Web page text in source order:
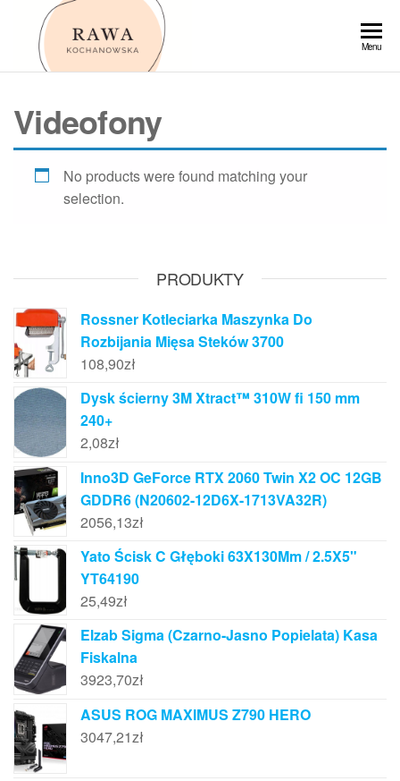
Przejdź
Menu
Videofony
No products were found matching your
selection.
PRODUKTY
Rossner Kotleciarka Maszynka Do
Rozbijania Mięsa Steków 3700
108,90zł
Dysk ścierny 3M Xtract™ 310W fi 150 mm
240+
2,08zł
Inno3D GeForce RTX 2060 Twin X2 OC 12GB
GDDR6 (N20602-12D6X-1713VA32R)
2056,13zł
Yato Ścisk C Głęboki 63X130Mm / 2.5X5"
YT64190
25,49zł
Elzab Sigma (Czarno-Jasno Popielata) Kasa
Fiskalna
3923,70zł
ASUS ROG MAXIMUS Z790 HERO
3047,21zł